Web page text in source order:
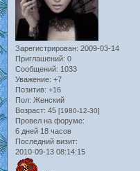
Зарегистрирован: 2009-03-14
Приглашений: 0
Сообщений: 1033
Уважение: +7
Позитив: +16
Пол: Женский
Возраст: 45 [1980-12-30]
Провел на форуме:
6 дней 18 часов
Последний визит:
2010-09-13 08:14:15